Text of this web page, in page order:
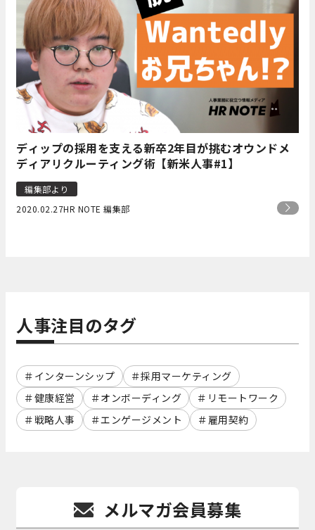
ディップの採用を支える新卒2年目が挑むオウンドメ
ディアリクルーティング術【新米人事#1】
編集部より
2020.02.27HR NOTE 編集部
人事注目のタグ
インターンシップ
採用マーケティング
健康経営
オンボーディング
リモートワーク
戦略人事
エンゲージメント 雇用契約
メルマガ会員募集